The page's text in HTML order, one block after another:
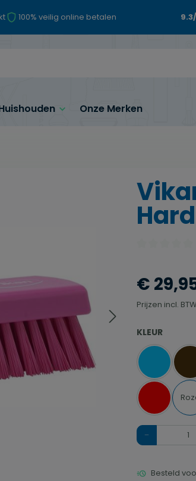
100% veilig online betalen
Onze Merken
€
Prijzen incl.
SELECTEER
KLEUR
Blauw
Rood
Hoeveelheid
Besteld